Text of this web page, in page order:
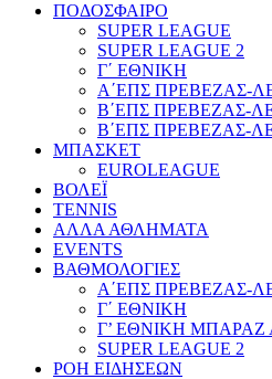
ΠΟΔΟΣΦΑΙΡΟ
SUPER LEAGUE
SUPER LEAGUE 2
Γ΄ ΕΘΝΙΚΗ
Α΄ΕΠΣ ΠΡΕΒΕΖΑΣ-
Β΄ΕΠΣ ΠΡΕΒΕΖΑΣ-
Β΄ΕΠΣ ΠΡΕΒΕΖΑΣ-
ΜΠΑΣΚΕΤ
EUROLEAGUE
ΒΟΛΕΪ
TENNIS
ΑΛΛΑ ΑΘΛΗΜΑΤΑ
EVENTS
ΒΑΘΜΟΛΟΓΙΕΣ
Α΄ΕΠΣ ΠΡΕΒΕΖΑΣ-
Γ΄ ΕΘΝΙΚΗ
Γ’ ΕΘΝΙΚΗ
SUPER LEAGUE 2
ΡΟΗ ΕΙΔΗΣΕΩΝ